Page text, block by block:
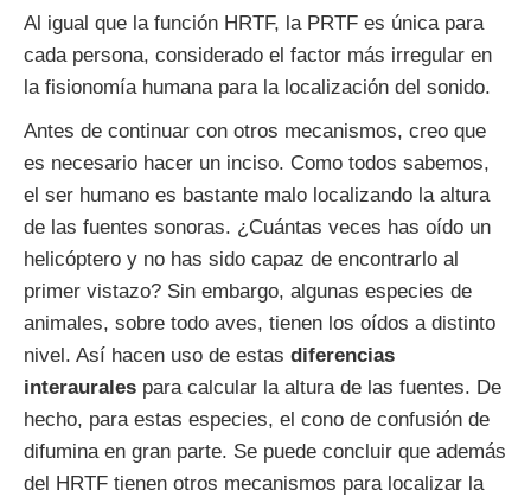
Al igual que la función HRTF, la PRTF es única para
cada persona, considerado el factor más irregular en
la fisionomía humana para la localización del sonido.
Antes de continuar con otros mecanismos, creo que
es necesario hacer un inciso. Como todos sabemos,
el ser humano es bastante malo localizando la altura
de las fuentes sonoras. ¿Cuántas veces has oído un
helicóptero y no has sido capaz de encontrarlo al
primer vistazo? Sin embargo, algunas especies de
animales, sobre todo aves, tienen los oídos a distinto
nivel. Así hacen uso de estas diferencias
interaurales para calcular la altura de las fuentes. De
hecho, para estas especies, el cono de confusión de
difumina en gran parte. Se puede concluir que además
del HRTF tienen otros mecanismos para localizar la